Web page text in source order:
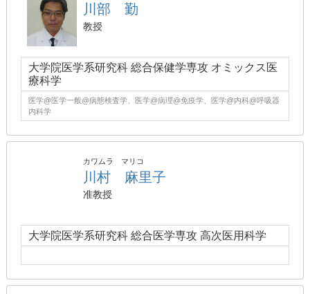
川部 勤
教授
大学院医学系研究科 総合保健学専攻 オミックス医
療科学
医学@医学一般@病態検査学、医学@病理@免疫学、医学@内科@呼吸器
内科学
カワムラ マリコ
川村 麻里子
准教授
大学院医学系研究科 総合医学専攻 高次医用科学